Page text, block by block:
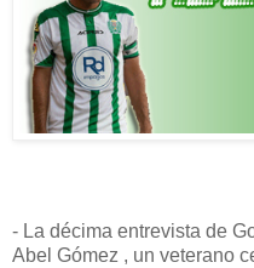
- La décima entrevista de
Abel Gómez , un veterano